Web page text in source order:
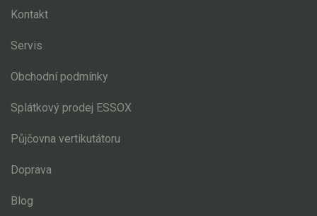
Kontakt
Servis
Obchodní podmínky
Splátkový prodej ESSOX
Půjčovna vertikutátoru
Doprava
Blog